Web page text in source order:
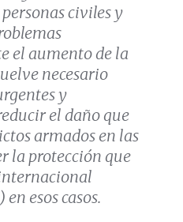
civiles y
el aumento de la
necesario
y
el daño que
armados en las
la protección que
esos casos.